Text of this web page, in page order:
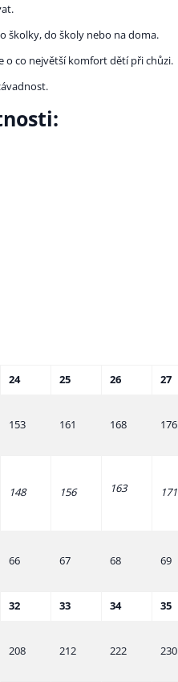
školky, do školy nebo na doma.
o co největší komfort dětí při chůzi.
24 25 26 27
153 161 168 176
148 156 163 171
66 67 68 69
32 33 34 35
208 212 222 230